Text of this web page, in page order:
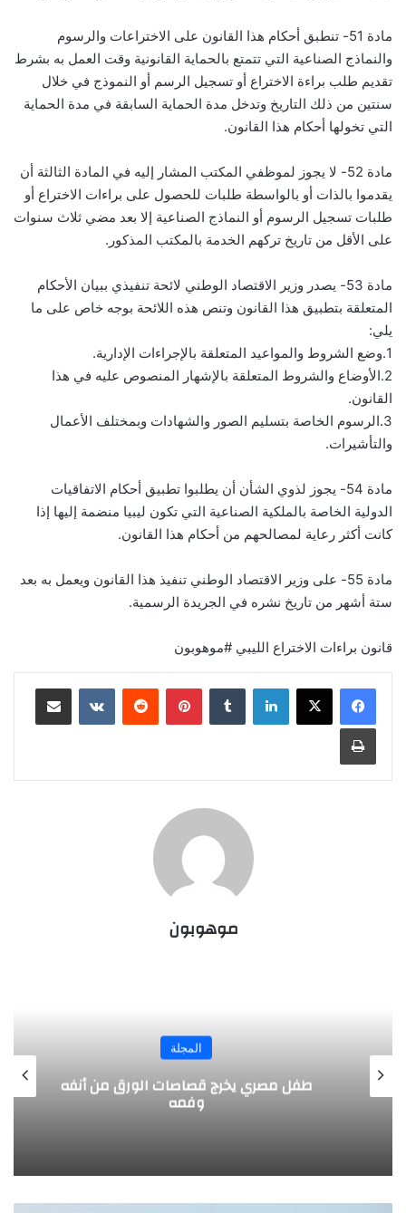
مادة 51- تنطبق أحكام هذا القانون على الاختراعات والرسوم
والنماذج الصناعية التي تتمتع بالحماية القانونية وقت العمل به بشرط
تقديم طلب براءة الاختراع أو تسجيل الرسم أو النموذج في خلال
سنتين من ذلك التاريخ وتدخل مدة الحماية السابقة في مدة الحماية
التي تخولها أحكام هذا القانون.
مادة 52- لا يجوز لموظفي المكتب المشار إليه في المادة الثالثة أن
يقدموا بالذات أو بالواسطة طلبات للحصول على براءات الاختراع أو
طلبات تسجيل الرسوم أو النماذج الصناعية إلا بعد مضي ثلاث سنوات
على الأقل من تاريخ تركهم الخدمة بالمكتب المذكور.
مادة 53- يصدر وزير الاقتصاد الوطني لائحة تنفيذي ببيان الأحكام
المتعلقة بتطبيق هذا القانون وتنص هذه اللائحة بوجه خاص على ما
يلي:
1.وضع الشروط والمواعيد المتعلقة بالإجراءات الإدارية.
2.الأوضاع والشروط المتعلقة بالإشهار المنصوص عليه في هذا
القانون.
3.الرسوم الخاصة بتسليم الصور والشهادات وبمختلف الأعمال
والتأشيرات.
مادة 54- يجوز لذوي الشأن أن يطلبوا تطبيق أحكام الاتفاقيات
الدولية الخاصة بالملكية الصناعية التي تكون ليبيا منضمة إليها إذا
كانت أكثر رعاية لمصالحهم من أحكام هذا القانون.
مادة 55- على وزير الاقتصاد الوطني تنفيذ هذا القانون ويعمل به بعد
ستة أشهر من تاريخ نشره في الجريدة الرسمية.
قانون براءات الاختراع الليبي #موهوبون
لينكدإن بينتيريست
موهوبون
المجلة
طفل مصري يخرج قصاصات الورق من أنفه
وفمه